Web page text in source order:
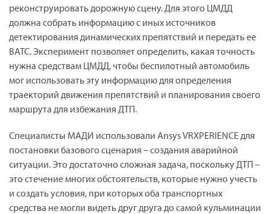
реконструировать дорожную сцену. Для этого ЦМДД
должна собрать информацию с иных источников
детектирования динамических препятствий и передать ее
ВАТС. Эксперимент позволяет определить, какая точность
нужна средствам ЦМДД, чтобы беспилотный автомобиль
мог использовать эту информацию для определения
траекторий движения препятствий и планирования своего
маршрута для избежания ДТП.
Специалисты МАДИ использовали AnsysVRXPERIENCEдля
постановки базового сценария – создания аварийной
ситуации. Это достаточно сложная задача, поскольку ДТП –
это стечение многих обстоятельств, которые нужно учесть
и создать условия, при которых оба транспортных
средства не могли видеть друг друга до самой кульминации